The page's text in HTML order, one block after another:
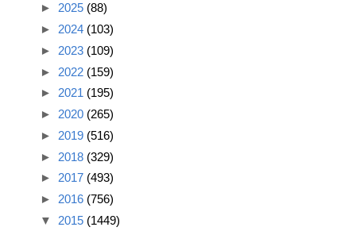
► 2025 (88)
► 2024 (103)
► 2023 (109)
► 2022 (159)
► 2021 (195)
► 2020 (265)
► 2019 (516)
► 2018 (329)
► 2017 (493)
► 2016 (756)
▼ 2015 (1449)